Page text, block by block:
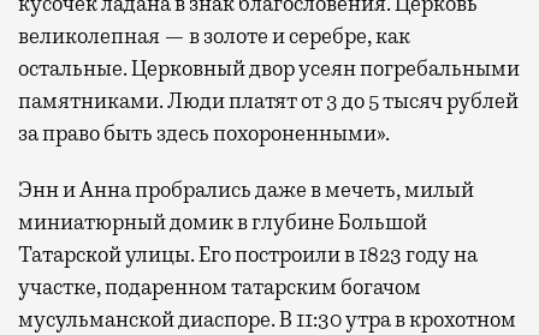
великолепная — в золоте и серебре, как
остальные. Церковный двор усеян погребальными
памятниками. Люди платят от 3 до 5 тысяч рублей
за право быть здесь похороненными».
Энн и Анна пробрались даже в мечеть, милый
миниатюрный домик в глубине Большой
Татарской улицы. Его построили в 1823 году на
участке, подаренном татарским богачом
мусульманской диаспоре. В 11:30 утра в крохотном